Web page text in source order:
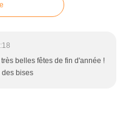
belles fêtes de fin d'année !
des bises